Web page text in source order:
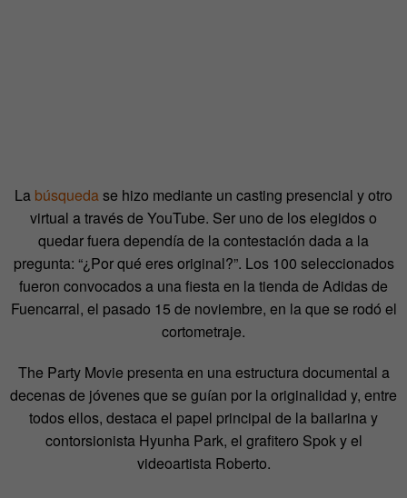
La búsquedase hizo mediante un casting presencial y otro
virtual a través de YouTube. Ser uno de los elegidos o
quedar fuera dependía de la contestación dada a la
pregunta: “¿Por qué eres original?”. Los 100 seleccionados
fueron convocados a una fiesta en la tienda de Adidas de
Fuencarral, el pasado 15 de noviembre, en la que se rodó el
cortometraje.
The Party Movie presenta en una estructura documental a
decenas de jóvenes que se guían por la originalidad y, entre
todos ellos, destaca el papel principal de la bailarina y
contorsionista Hyunha Park, el grafitero Spok y el
videoartista Roberto.